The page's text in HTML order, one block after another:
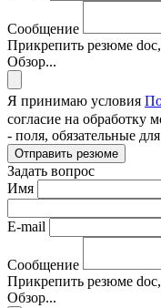
Сообщение
Прикрепить резюме
Обзор...
Я принимаю условия
согласие на обработку
- поля, обязательные
Отправить резюме
Задать вопрос
Имя
E-mail
Сообщение
Прикрепить резюме
Обзор...